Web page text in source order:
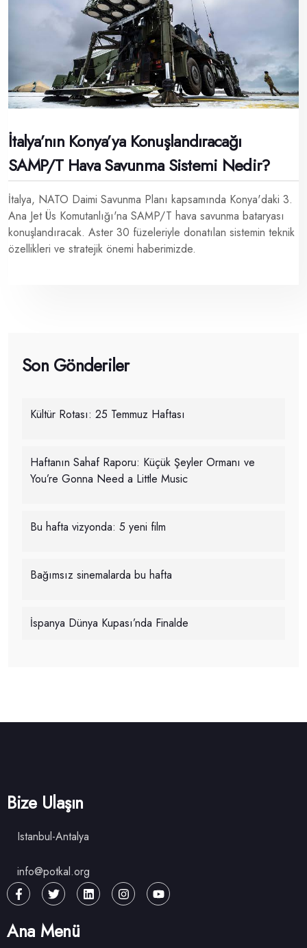
İtalya’nın Konya’ya Konuşlandıracağı
SAMP/T Hava Savunma Sistemi Nedir?
İtalya, NATO Daimi Savunma Planı kapsamında Konya'daki 3.
Ana Jet Üs Komutanlığı'na SAMP/T hava savunma bataryası
konuşlandıracak. Aster 30 füzeleriyle donatılan sistemin teknik
özellikleri ve stratejik önemi haberimizde.
Son Gönderiler
Kültür Rotası: 25 Temmuz Haftası
Haftanın Sahaf Raporu: Küçük Şeyler Ormanı ve
You’re Gonna Need a Little Music
Bu hafta vizyonda: 5 yeni film
Bağımsız sinemalarda bu hafta
İspanya Dünya Kupası’nda Finalde
Bize Ulaşın
Istanbul-Antalya
info@potkal.org
Ana Menü